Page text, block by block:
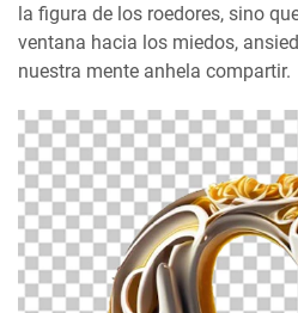
la figura de los roedores, sino
ventana hacia los miedos,
nuestra mente anhela compartir.